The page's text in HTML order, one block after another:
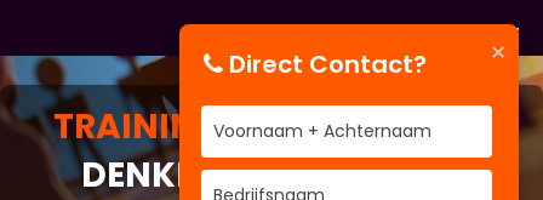
TRAININGKLANTGERICHT
DENKEN EN HANDELEN
×
Direct Contact?